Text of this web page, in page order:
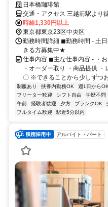
日本橋珈琲館
交通・アクセス 三越前駅より
時給1,330円以上
東京都東京23区中央区
勤務時間詳細 ◼︎勤務時間 - 土
きる方募集中★
仕事内容 ◼︎主な仕事内容 - ・
・オーダー取り ・商品提供
〇 ※できることから少しずつ
制服あり 扶養内勤務OK 週1日からOK
フリーター歓迎
シフト自由 学歴不問
午前
経験者歓迎 夕方 ブランクOK
フルタイム歓迎
駅近5分以内
アルバイト・パート